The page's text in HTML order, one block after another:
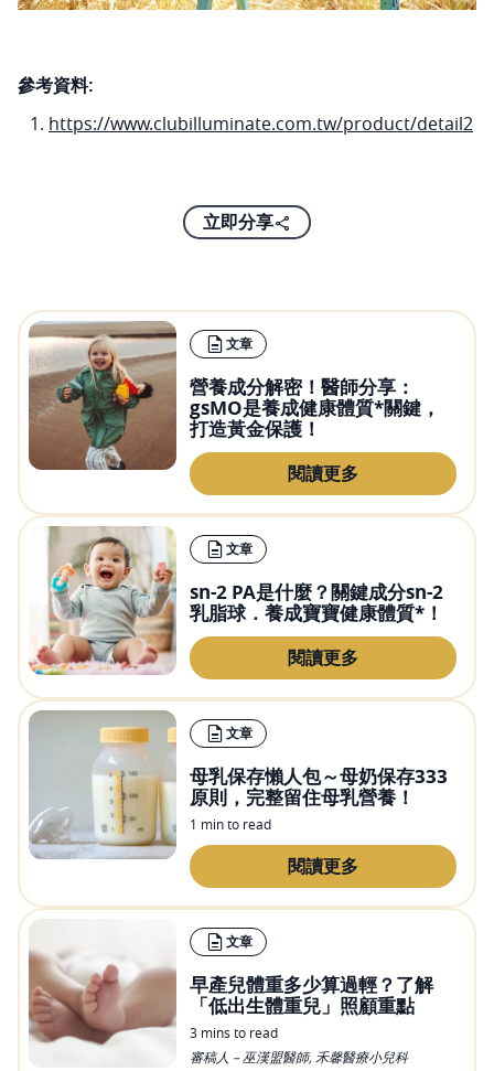
參考資料:
https://www.clubilluminate.com.tw/product/detail2
立即分享
文章
營養成分解密！醫師分享：
gsMO是養成健康體質*關鍵，
打造黃金保護！
閱讀更多
文章
sn-2 PA是什麼？關鍵成分sn-2
乳脂球．養成寶寶健康體質*！
閱讀更多
文章
母乳保存懶人包～母奶保存333
原則，完整留住母乳營養！
1 min to read
閱讀更多
文章
早產兒體重多少算過輕？了解
「低出生體重兒」照顧重點
審稿人 – 巫漢盟醫師, 禾馨醫療小兒科
3 mins to read